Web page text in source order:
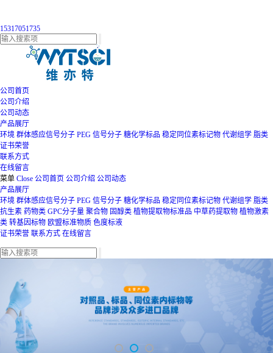
15317051735
公司首页
公司介绍
公司动态
产品展厅
环境 群体感应信号分子 PEG 信号分子 糖化学标品 稳定同位素标记物 代谢组学 脂类
证书荣誉
联系方式
在线留言
菜单 Close 公司首页 公司介绍 公司动态
产品展厅
环境 群体感应信号分子 PEG 信号分子 糖化学标品 稳定同位素标记物 代谢组学 脂类
抗生素 药物类 GPC分子量 聚合物 固醇类 植物提取物标准品 中草药提取物 植物激素
类 转基因标物 欧盟标准物质 色度标液
证书荣誉 联系方式 在线留言